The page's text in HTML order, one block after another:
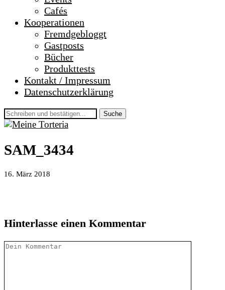
Cafés
Kooperationen
Fremdgebloggt
Gastposts
Bücher
Produkttests
Kontakt / Impressum
Datenschutzerklärung
Suche
SAM_3434
16. März 2018
Hinterlasse einen Kommentar